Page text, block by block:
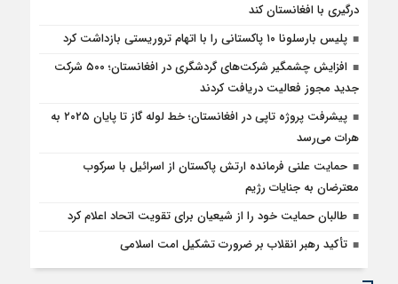
درگیری با افغانستان کند
پلیس بارسلونا ۱۰ پاکستانی را با اتهام تروریستی بازداشت کرد
افزایش چشمگیر شرکت‌های گردشگری در افغانستان؛ ۵۰۰ شرکت
جدید مجوز فعالیت دریافت کردند
پیشرفت پروژه تاپی در افغانستان؛ خط لوله گاز تا پایان ۲۰۲۵ به
هرات می‌رسد
حمایت علنی فرمانده ارتش پاکستان از اسرائیل با سرکوب
معترضان به جنایات رژیم
طالبان حمایت خود را از شیعیان برای تقویت اتحاد اعلام کرد
تأکید رهبر انقلاب بر ضرورت تشکیل امت اسلامی